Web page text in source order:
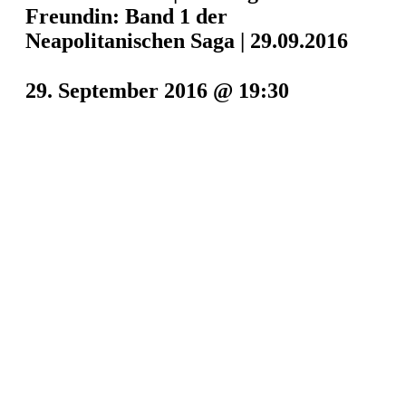
Freundin: Band 1 der
Neapolitanischen Saga | 29.09.2016
29. September 2016 @ 19:30